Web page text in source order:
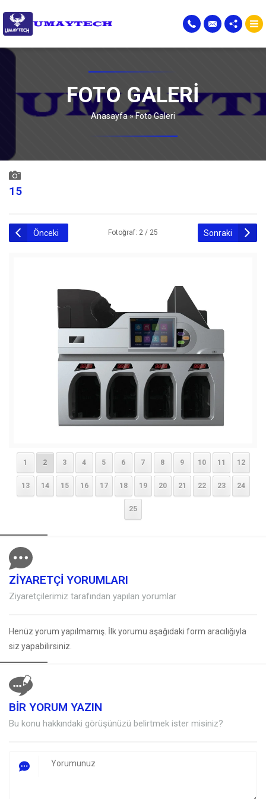
FOTO GALERI
Anasayfa»Foto Galeri
15
Önceki Fotoğraf: 2 / 25 Sonraki
1 2 3 4 5 6 7 8 9 10 11 12
13 14 15 16 17 18 19 20 21 22 23 24
25
ZİYARETÇİ YORUMLARI
Ziyaretçilerimiz tarafından yapılan yorumlar
Henüz yorum yapılmamış. İlk yorumu aşağıdaki form aracılığıyla
siz yapabilirsiniz.
BİR YORUM YAZIN
Bu konu hakkındaki görüşünüzü belirtmek ister misiniz?
Müşteri Temsilcisi